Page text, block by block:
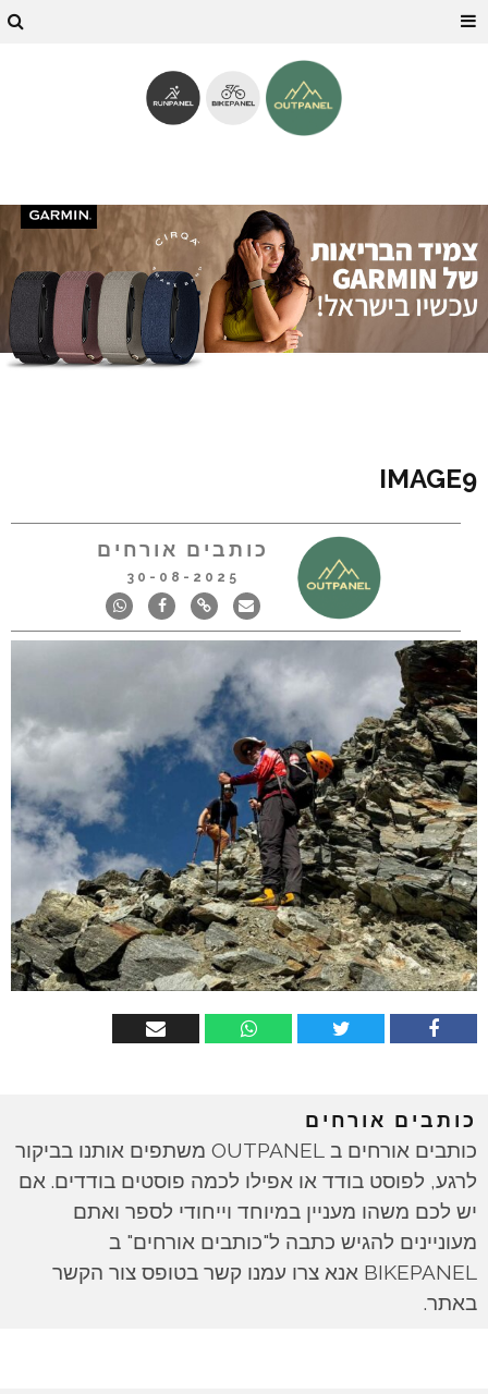
IMAGE9
כותבים אורחים
30-08-2025
כותבים אורחים
כותבים אורחים ב OUTPANEL משתפים אותנו בביקור
לרגע, לפוסט בודד או אפילו לכמה פוסטים בודדים. אם
יש לכם משהו מעניין במיוחד וייחודי לספר ואתם
מעוניינים להגיש כתבה ל"כותבים אורחים" ב
BIKEPANEL אנא צרו עמנו קשר בטופס צור הקשר
באתר.